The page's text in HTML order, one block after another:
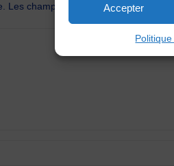
Accepter
Les champs obligatoires sont indiqués